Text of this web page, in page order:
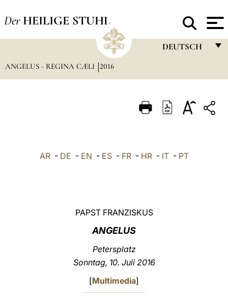
Der HEILIGE STUHL
DEUTSCH
ITALIANO
ANGELUS - REGINA CÆLI 2016
AR- DE - EN - ES- FR- HR- IT- PT
PAPST FRANZISKUS
ANGELUS
Petersplatz
Sonntag, 10. Juli 2016
[Multimedia]